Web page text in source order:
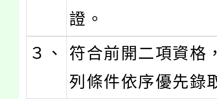
證。
３、
符合前開二項資格
列條件依序優先錄